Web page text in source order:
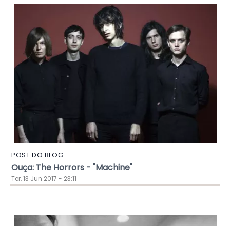
POST DO BLOG
Ouça: The Horrors - "Machine"
Ter, 13 Jun 2017 - 23:11